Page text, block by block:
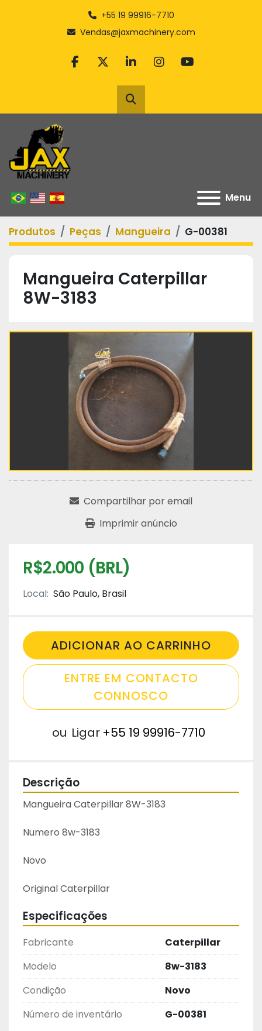
+55 19 99916-7710
Vendas@jaxmachinery.com
facebook
twitterlinkedininstagram
youtube
Pesquisar
Menu
Produtos Peças Mangueira G-00381
Mangueira Caterpillar
8W-3183
Compartilhar por email
Imprimir anúncio
R$2.000 (BRL)
Local: São Paulo, Brasil
ADICIONAR AO CARRINHO
ENTRE EM CONTACTO
CONNOSCO
ou Ligar +55 19 99916-7710
Descrição
Mangueira Caterpillar 8W-3183
Numero 8w-3183
Novo
Original Caterpillar
Especificações
Fabricante
Caterpillar
Modelo
8w-3183
Condição
Novo
Número de inventário
G-00381